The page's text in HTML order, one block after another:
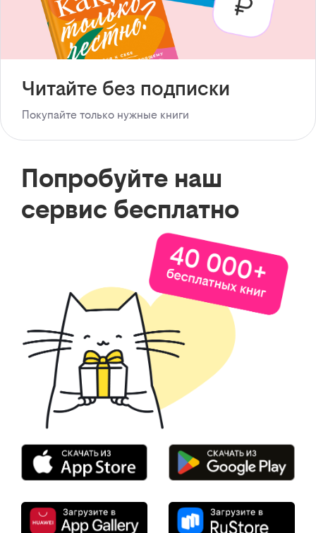
Читайте без подписки
Покупайте только нужные книги
Попробуйте наш
сервис бесплатно